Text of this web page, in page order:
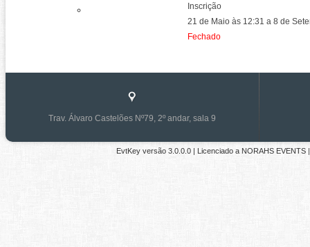
Inscrição
21 de Maio às 12:31 a 8 de
Fechado
Trav. Álvaro Castelões Nº79, 2º andar, sala 9
EvtKey versão 3.0.0.0| Licenciado a NORAHS EVENTS